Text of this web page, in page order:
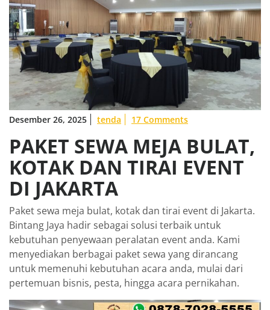
Desember 26, 2025 tenda 17 Comments
PAKET SEWA MEJA BULAT,
KOTAK DAN TIRAI EVENT
DI JAKARTA
Paket sewa meja bulat, kotak dan tirai event di Jakarta.
Bintang Jaya hadir sebagai solusi terbaik untuk
kebutuhan penyewaan peralatan event anda. Kami
menyediakan berbagai paket sewa yang dirancang
untuk memenuhi kebutuhan acara anda, mulai dari
pertemuan bisnis, pesta, hingga acara pernikahan.